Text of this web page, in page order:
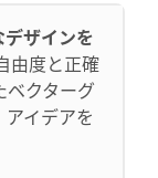
ザインを
由度と正確
ベクターグ
イデアを